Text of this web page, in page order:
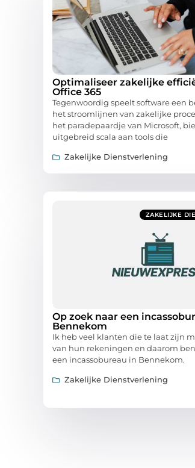
Optimaliseer zakelijke
Office 365
Tegenwoordig speelt software een
het stroomlijnen van zakelijke
het paradepaardje van Microsoft,
uitgebreid scala aan tools die
Zakelijke Dienstverlening
ZAKELIJKE
Op zoek naar een
Bennekom
Ik heb veel klanten die te laat zijn
van hun rekeningen en daarom
een incassobureau in Bennekom.
Zakelijke Dienstverlening